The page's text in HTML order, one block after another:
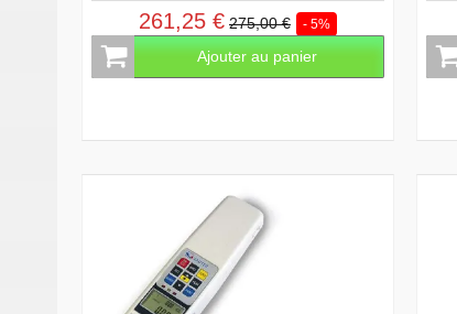
261,25 € 275,00 € - 5%
Ajouter au panier